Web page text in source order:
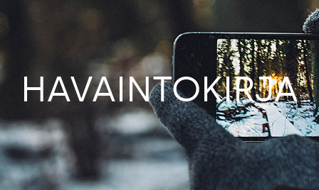
HAVAINTOKIRJA